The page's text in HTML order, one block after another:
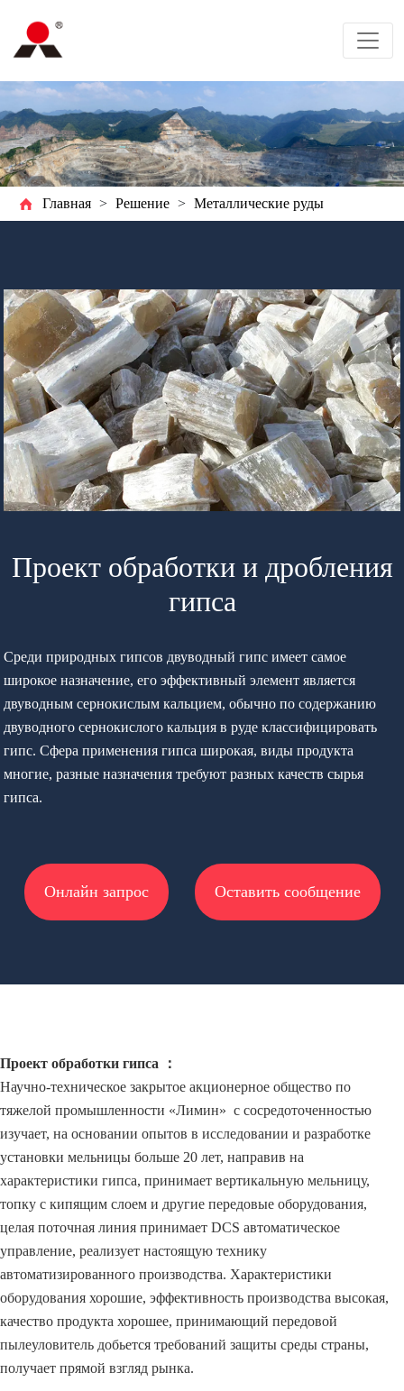
Главная > Решение > Металлические руды
Проект обработки и дробления
гипса
Среди природных гипсов двуводный гипс имеет самое
широкое назначение, его эффективный элемент является
двуводным сернокислым кальцием, обычно по содержанию
двуводного сернокислого кальция в руде классифицировать
гипс. Сфера применения гипса широкая, виды продукта
многие, разные назначения требуют разных качеств сырья
гипса.
Онлайн запрос Оставить сообщение
Проект обработки гипса ：
Научно-техническое закрытое акционерное общество по
тяжелой промышленности «Лимин» с сосредоточенностью
изучает, на основании опытов в исследовании и разработке
установки мельницы больше 20 лет, направив на
характеристики гипса, принимает вертикальную мельницу,
топку с кипящим слоем и другие передовые оборудования,
целая поточная линия принимает DCS автоматическое
управление, реализует настоящую технику
автоматизированного производства. Характеристики
оборудования хорошие, эффективность производства высокая,
качество продукта хорошее, принимающий передовой
пылеуловитель добьется требований защиты среды страны,
получает прямой взгляд рынка.